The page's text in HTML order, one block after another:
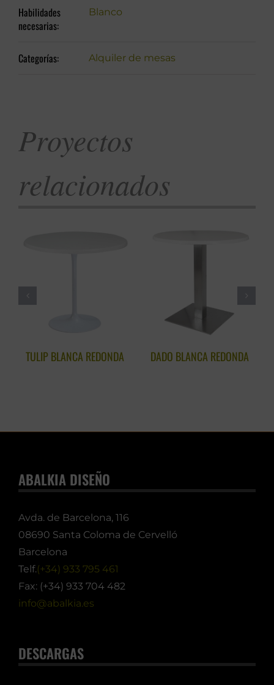
Habilidades
necesarias:
Blanco
Categorías: Alquiler de mesas
Proyectos
relacionados
TULIP BLANCA REDONDA DADO BLANCA REDONDA
ABALKIA DISEÑO
Avda. de Barcelona, 116
08690 Santa Coloma de Cervelló
Barcelona
Telf.(+34) 933 795 461
Fax: (+34) 933 704 482
info@abalkia.es
DESCARGAS